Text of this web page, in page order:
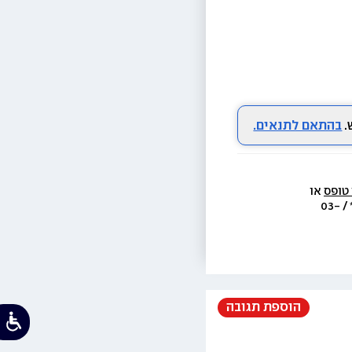
בהתאם לתנאים.
טופס
  או בת.ד 438 ראשון לציון או בטל׳  3733* / 03-
הוספת תגובה